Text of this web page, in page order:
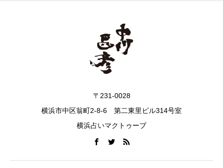
〒231-0028
横浜市中区翁町2-8-6 第二東里ビル314号室
横浜占いマクトゥーブ